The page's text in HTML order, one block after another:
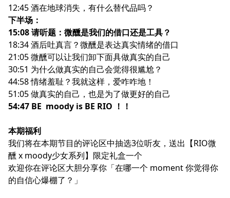
12:45 酒在地球消失，有什么替代品吗？
下半场：
15:08 请听题：微醺是我们的借口还是工具？
18:34 酒后吐真言？微醺是表达真实情绪的借口
21:05 微醺可以让我们卸下面具做真实的自己
30:51 为什么做真实的自己会觉得很尴尬？
44:58 情绪羞耻？我就这样，爱咋咋地！
51:05 做真实的自己，也是为了做更好的自己
54:47 BE moody is BE RIO ！！
本期福利
我们将在本期节目的评论区中抽选3位听友，送出【RIO微
醺 x moody少女系列】限定礼盒一个
欢迎你在评论区大胆分享你「在哪一个 moment 你觉得你
的自信心爆棚了？」